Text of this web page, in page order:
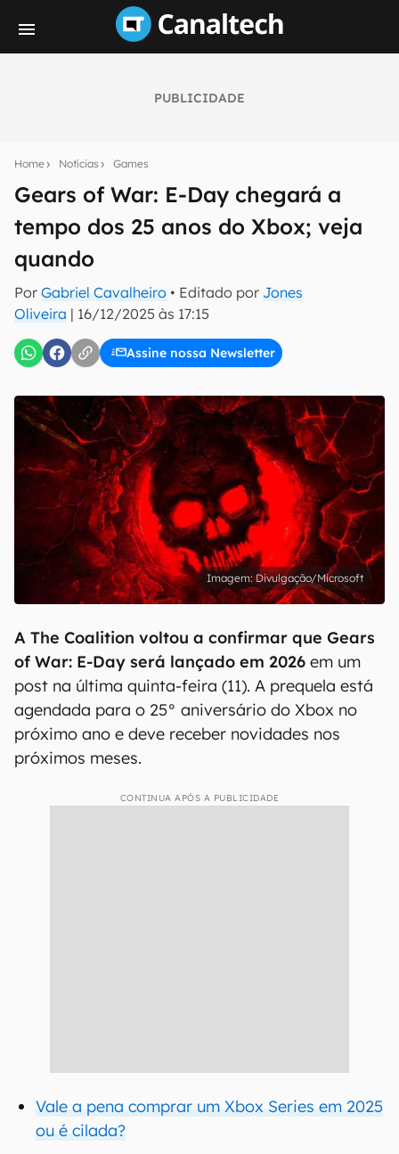
PUBLICIDADE
Home Notícias Games
Gears of War: E-Day chegará a
tempo dos 25 anos do Xbox; veja
quando
Por Gabriel Cavalheiro • Editado por Jones
Oliveira | 16/12/2025 às 17:15
Assine nossa Newsletter
notícias e reviews sobre tecnologia em primeira
E-mail
inscreva-se
Confirmo que li, aceito e concordo com os Termos de
Uso e Política de Privacidade do Canaltech.
Divulgação/Microsoft
A The Coalition voltou a confirmar que Gears
of War: E-Day será lançado em 2026 em um
post na última quinta-feira (11). A prequela está
agendada para o 25° aniversário do Xbox no
próximo ano e deve receber novidades nos
próximos meses.
CONTINUA APÓS A PUBLICIDADE
Vale a pena comprar um Xbox Series em 2025
ou é cilada?